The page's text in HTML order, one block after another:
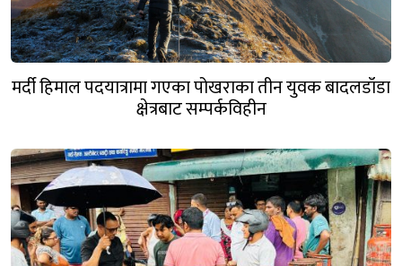
मर्दी हिमाल पदयात्रामा गएका पोखराका तीन युवक बादलडाँडा
क्षेत्रबाट सम्पर्कविहीन